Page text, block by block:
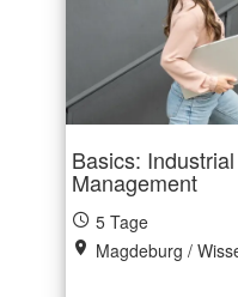
Basics:
Management
5 Tage
Magdeburg /